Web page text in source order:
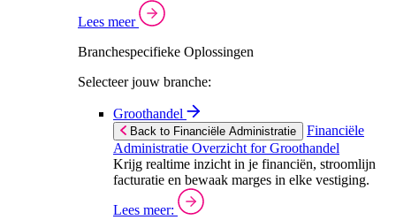
Lees meer
Branchespecifieke Oplossingen
Selecteer jouw branche:
Groothandel
Back to Financiële Administratie
Financiële
Administratie Overzicht for Groothandel
Krijg realtime inzicht in je financiën, stroomlijn
facturatie en bewaak marges in elke vestiging.
Lees meer: